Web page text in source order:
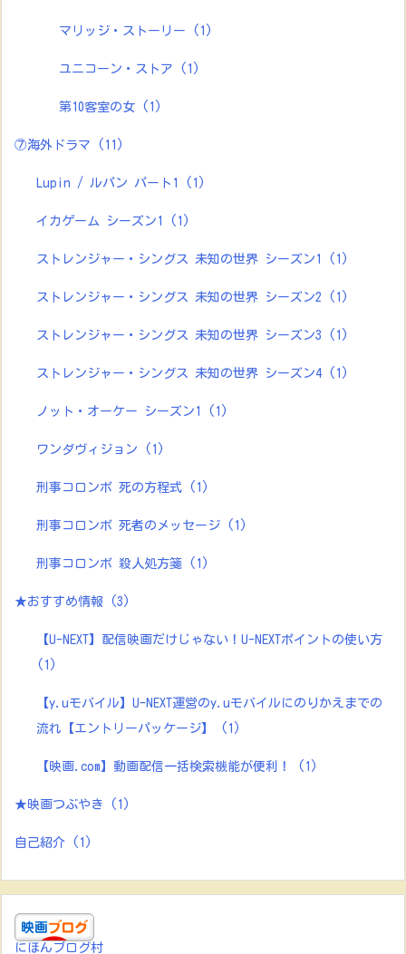
マリッジ・ストーリー (1)
ユニコーン・ストア (1)
第10客室の女 (1)
⑦海外ドラマ (11)
Lupin / ルパン パート1 (1)
イカゲーム シーズン1 (1)
ストレンジャー・シングス 未知の世界 シーズン1 (1)
ストレンジャー・シングス 未知の世界 シーズン2 (1)
ストレンジャー・シングス 未知の世界 シーズン3 (1)
ストレンジャー・シングス 未知の世界 シーズン4 (1)
ノット・オーケー シーズン1 (1)
ワンダヴィジョン (1)
刑事コロンボ 死の方程式 (1)
刑事コロンボ 死者のメッセージ (1)
刑事コロンボ 殺人処方箋 (1)
★おすすめ情報 (3)
【U-NEXT】配信映画だけじゃない！U-NEXTポイントの使い方
(1)
【y.uモバイル】U-NEXT運営のy.uモバイルにのりかえまでの
流れ【エントリーパッケージ】
(1)
【映画.com】動画配信一括検索機能が便利！ (1)
★映画つぶやき (1)
自己紹介 (1)
にほんブログ村